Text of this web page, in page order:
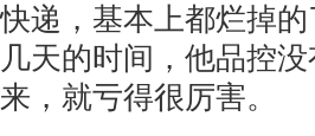
递，基本上都烂掉
天的时间，他品控
，就亏得很厉害。